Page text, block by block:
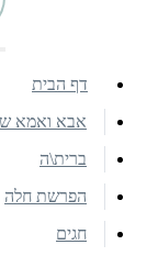
דף הבית
אבא ואמא
ברית\ה
הפרשת חלה
חגים